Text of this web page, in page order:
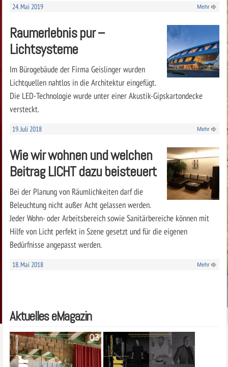
24. Mai 2019 Mehr
Raumerlebnis pur –
Lichtsysteme
Im Bürogebäude der Firma Geislinger wurden
Lichtquellen nahtlos in die Architektur eingefügt.
Die LED-Technologie wurde unter einer Akustik-Gipskartondecke
versteckt.
19. Juli 2018 Mehr
Wie wir wohnen und welchen
Beitrag LICHT dazu beisteuert
Bei der Planung von Räumlichkeiten darf die
Beleuchtung nicht außer Acht gelassen werden.
Jeder Wohn- oder Arbeitsbereich sowie Sanitärbereiche können mit
Hilfe von Licht perfekt in Szene gesetzt und für die eigenen
Bedürfnisse angepasst werden.
18. Mai 2018 Mehr
Aktuelles eMagazin